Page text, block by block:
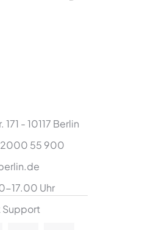
171 - 10117 Berlin
55 900
17.00 Uhr
Support